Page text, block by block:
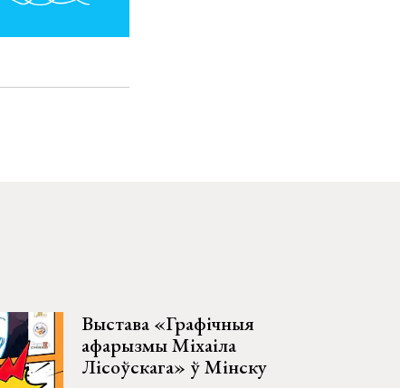
Выстава «Графічныя
афарызмы Міхаіла
Лісоўскага» ў Мінску